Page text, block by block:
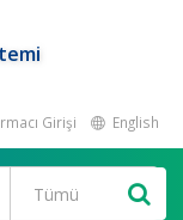
Girişi English